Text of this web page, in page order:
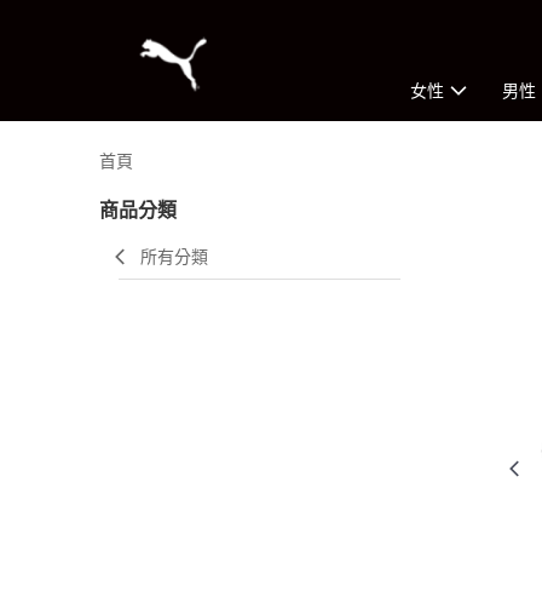
女性 男性
首頁
商品分類
所有分類